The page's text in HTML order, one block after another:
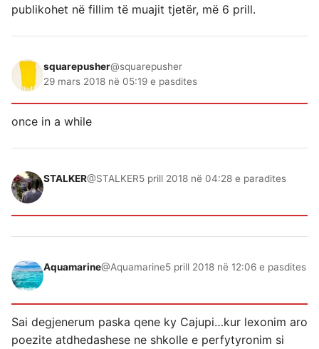
publikohet në fillim të muajit tjetër, më 6 prill.
squarepusher@squarepusher
29 mars 2018 në 05:19 e pasdites
once in a while
STALKER@STALKER5 prill 2018 në 04:28 e paradites
Aquamarine@Aquamarine5 prill 2018 në 12:06 e pasdites
Sai degjenerum paska qene ky Cajupi…kur lexonim aro
poezite atdhedashese ne shkolle e perfytyronim si